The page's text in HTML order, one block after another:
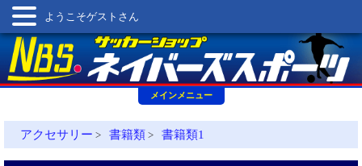
メインメニュー
ようこそゲストさん
アクセサリー > 書籍類 > 書籍類1